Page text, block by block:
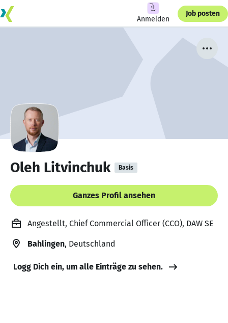
Anmelden
Job posten
Oleh Litvinchuk Basis
Ganzes Profil ansehen
Angestellt, Chief Commercial Officer (CCO), DAW SE
Bahlingen, Deutschland
Logg Dich ein, um alle Einträge zu sehen.